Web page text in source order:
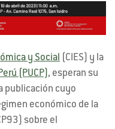
y Social
(CIES) y la
(PUCP) , esperan su
publicación cuyo
económico de la
sobre el